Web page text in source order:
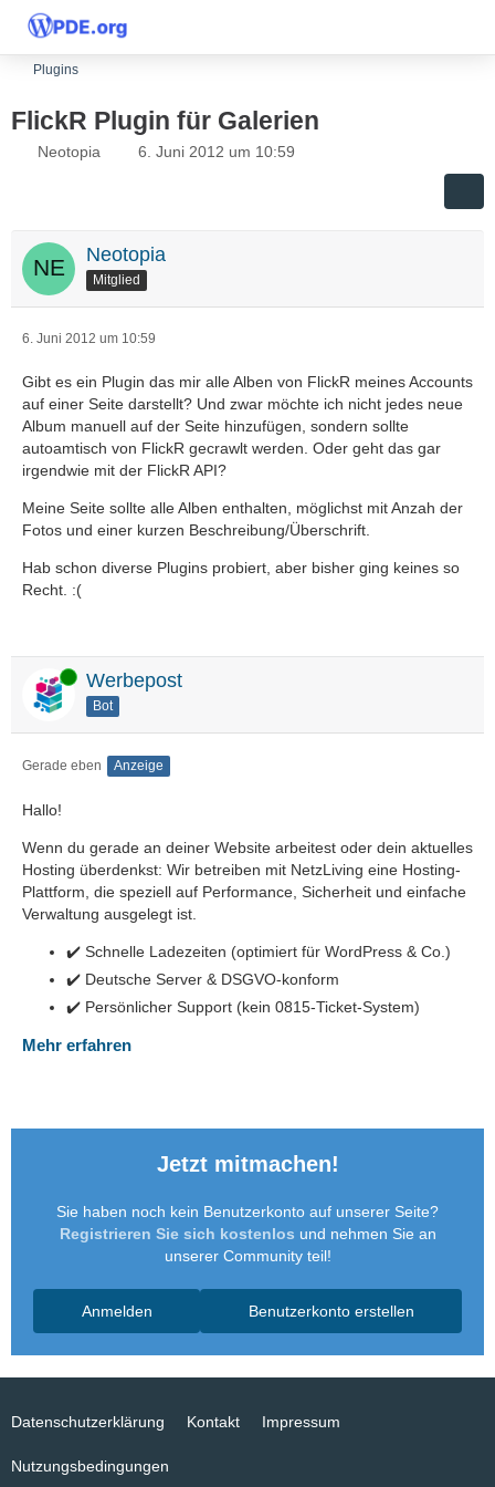
Plugins
FlickR Plugin für Galerien
Neotopia 6. Juni 2012 um 10:59
Neotopia
Mitglied
6. Juni 2012 um 10:59
Gibt es ein Plugin das mir alle Alben von FlickR meines Accounts
auf einer Seite darstellt? Und zwar möchte ich nicht jedes neue
Album manuell auf der Seite hinzufügen, sondern sollte
autoamtisch von FlickR gecrawlt werden. Oder geht das gar
irgendwie mit der FlickR API?
Meine Seite sollte alle Alben enthalten, möglichst mit Anzah der
Fotos und einer kurzen Beschreibung/Überschrift.
Hab schon diverse Plugins probiert, aber bisher ging keines so
Recht. :(
Online Werbepost
Bot
Gerade eben Anzeige
Hallo!
Wenn du gerade an deiner Website arbeitest oder dein aktuelles
Hosting überdenkst: Wir betreiben mit NetzLiving eine Hosting-
Plattform, die speziell auf Performance, Sicherheit und einfache
Verwaltung ausgelegt ist.
✔️ Schnelle Ladezeiten (optimiert für WordPress & Co.)
✔️ Deutsche Server & DSGVO-konform
✔️ Persönlicher Support (kein 0815-Ticket-System)
Mehr erfahren
Jetzt mitmachen!
Sie haben noch kein Benutzerkonto auf unserer Seite?
Registrieren Sie sich kostenlos und nehmen Sie an
unserer Community teil!
Benutzerkonto erstellen
Anmelden
Datenschutzerklärung Kontakt Impressum
Nutzungsbedingungen